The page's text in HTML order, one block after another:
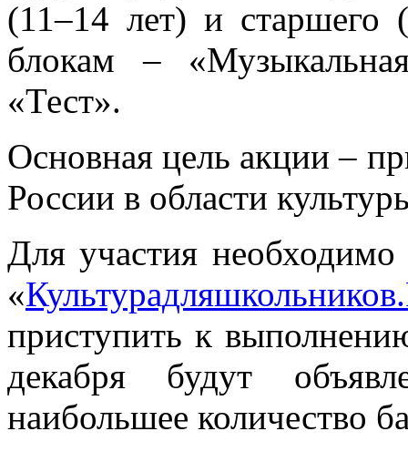
(11–14 лет) и старшего
блокам –
«Тест».
Основная цель акции –
России в области
Для участия необходимо
«
приступить к
декабря будут
наибольшее количество